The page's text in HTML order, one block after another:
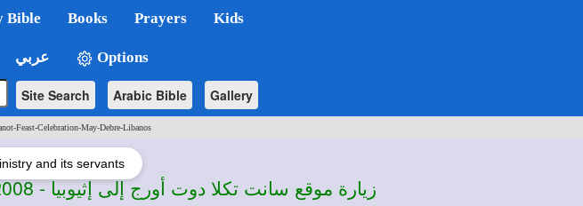
Bible Books Prayers Kids
عربي Options
Site Search Arabic Bible Gallery
Feast-Celebration-May-Debre-Libanos
and its servants
زيارة موقع سانت تكلا دوت أورج إلى إثيوبيا - 2008